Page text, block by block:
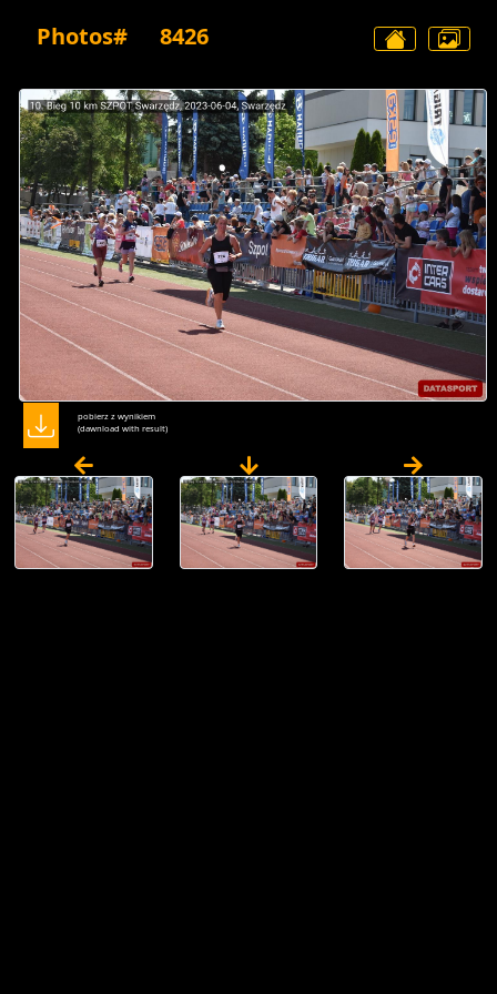
Photos# 8426
pobierz z wynikiem
(dawnload with result)